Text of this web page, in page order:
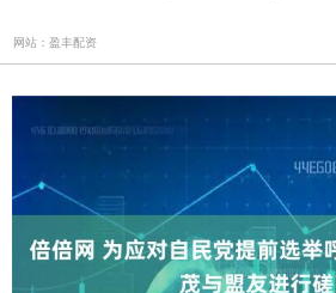
网站：盈丰配资